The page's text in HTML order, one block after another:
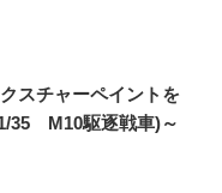
スチャーペイントを
35 M10駆逐戦車)～